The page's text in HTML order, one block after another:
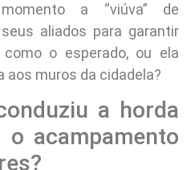
a “viúva” de
aliados para garantir
o esperado, ou ela
aos muros da cidadela?
a horda
acampamento